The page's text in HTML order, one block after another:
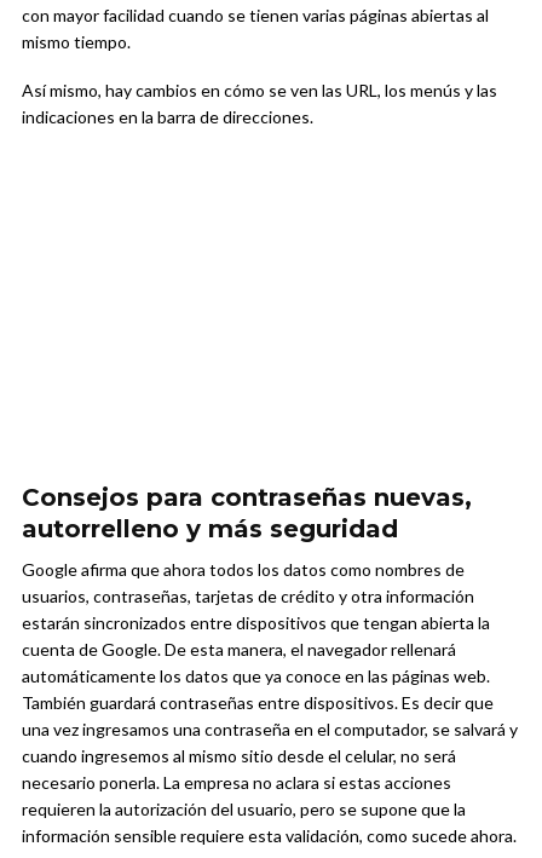
con mayor facilidad cuando se tienen varias páginas abiertas al
mismo tiempo.
Así mismo, hay cambios en cómo se ven las URL, los menús y las
indicaciones en la barra de direcciones.
Consejos para contraseñas nuevas,
autorrelleno y más seguridad
Google afirma que ahora todos los datos como nombres de
usuarios, contraseñas, tarjetas de crédito y otra información
estarán sincronizados entre dispositivos que tengan abierta la
cuenta de Google. De esta manera, el navegador rellenará
automáticamente los datos que ya conoce en las páginas web.
También guardará contraseñas entre dispositivos. Es decir que
una vez ingresamos una contraseña en el computador, se salvará y
cuando ingresemos al mismo sitio desde el celular, no será
necesario ponerla. La empresa no aclara si estas acciones
requieren la autorización del usuario, pero se supone que la
información sensible requiere esta validación, como sucede ahora.